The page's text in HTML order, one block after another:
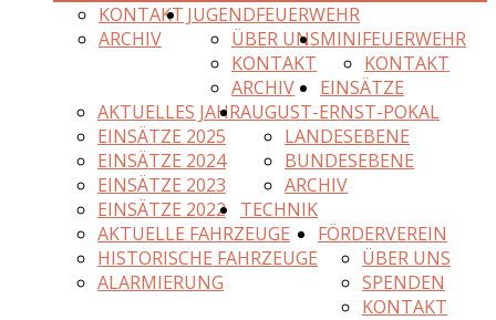
KONTAKT
ARCHIV
JUGENDFEUERWEHR
ÜBER UNS
KONTAKT
ARCHIV
MINIFEUERWEHR
KONTAKT
EINSÄTZE
AKTUELLES JAHR
EINSÄTZE 2025
EINSÄTZE 2024
EINSÄTZE 2023
EINSÄTZE 2022
AUGUST-ERNST-POKAL
LANDESEBENE
BUNDESEBENE
ARCHIV
TECHNIK
AKTUELLE FAHRZEUGE
HISTORISCHE FAHRZEUGE
ALARMIERUNG
FÖRDERVEREIN
ÜBER UNS
SPENDEN
KONTAKT